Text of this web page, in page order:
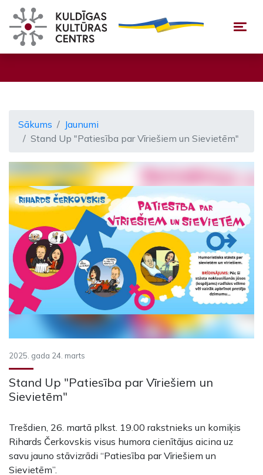
Sākums
Jaunumi
Stand Up "Patiesība par Vīriešiem un Sievietēm"
2025. gada 24. marts
Stand Up "Patiesība par Vīriešiem un
Sievietēm"
Trešdien, 26. martā plkst. 19.00 rakstnieks un komiķis
Rihards Čerkovskis visus humora cienītājus aicina uz
savu jauno stāvizrādi “Patiesība par Vīriešiem un
Sievietēm”.